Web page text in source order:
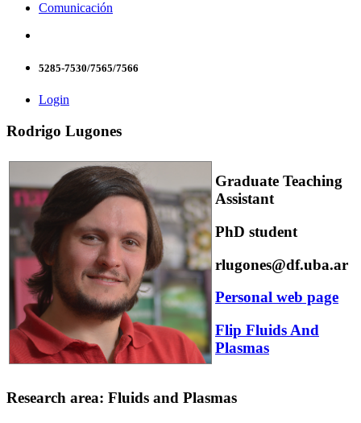
Comunicación
5285-7530/7565/7566
Login
Rodrigo Lugones
Graduate Teaching
Assistant
PhD student
rlugones@df.uba.ar
Personal web page
Flip Fluids And
Plasmas
Research area: Fluids and Plasmas